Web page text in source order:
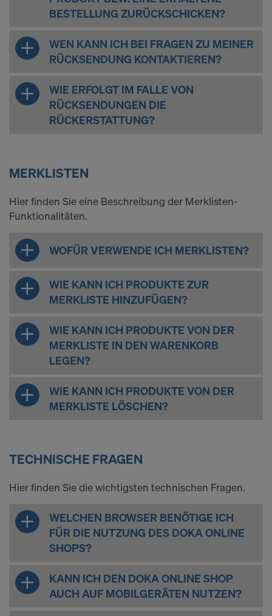
BESTELLUNG ZURÜCKSCHICKEN?
WEN KANN ICH BEI FRAGEN ZU MEINER
RÜCKSENDUNG KONTAKTIEREN?
WIE ERFOLGT IM FALLE VON
RÜCKSENDUNGEN DIE
RÜCKERSTATTUNG?
MERKLISTEN
Hier finden Sie eine Beschreibung der Merklisten-
Funktionalitäten.
WOFÜR VERWENDE ICH MERKLISTEN?
WIE KANN ICH PRODUKTE ZUR
MERKLISTE HINZUFÜGEN?
WIE KANN ICH PRODUKTE VON DER
MERKLISTE IN DEN WARENKORB
LEGEN?
WIE KANN ICH PRODUKTE VON DER
MERKLISTE LÖSCHEN?
TECHNISCHE FRAGEN
Hier finden Sie die wichtigsten technischen Fragen.
WELCHEN BROWSER BENÖTIGE ICH
FÜR DIE NUTZUNG DES DOKA ONLINE
SHOPS?
KANN ICH DEN DOKA ONLINE SHOP
AUCH AUF MOBILGERÄTEN NUTZEN?